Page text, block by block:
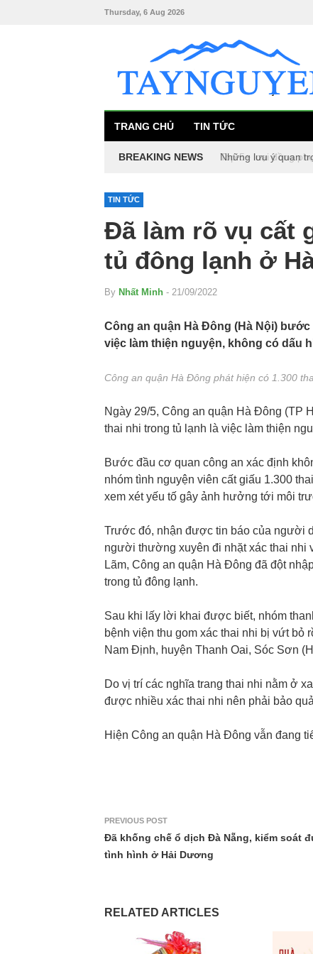
Thursday, 6 Aug 2026
TRANG CHỦ TIN TỨC
BREAKING NEWS Những lưu ý quan
Top 5+ loại đồng
TIN TỨC
Đã làm rõ vụ cất
tủ đông lạnh ở
By Nhất Minh - 21/09/2022
Công an quận Hà Đông (Hà Nội)
việc làm thiện nguyện, không có dấu
Công an quận Hà Đông phát hiện có 1.300
Ngày 29/5, Công an quận Hà Đông (TP
thai nhi trong tủ lạnh là việc làm thiện
Bước đầu cơ quan công an xác định
nhóm tình nguyện viên cất giấu 1.300
xem xét yếu tố gây ảnh hưởng tới môi
Trước đó, nhận được tin báo của người
người thường xuyên đi nhặt xác thai nhi
Lãm, Công an quận Hà Đông đã đột
trong tủ đông lạnh.
Sau khi lấy lời khai được biết, nhóm
bệnh viện thu gom xác thai nhi bị vứt bỏ
Nam Định, huyện Thanh Oai, Sóc Sơn
Do vị trí các nghĩa trang thai nhi nằm ở
được nhiều xác thai nhi nên phải bảo
Hiện Công an quận Hà Đông vẫn đang
PREVIOUS POST
Đã khống chế ổ dịch Đà Nẵng, kiểm soát
tình hình ở Hải Dương
RELATED ARTICLES